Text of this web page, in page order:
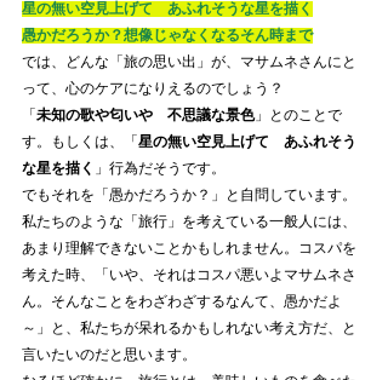
星の無い空見上げて　あふれそうな星を描く
愚かだろうか？想像じゃなくなるそん時まで
では、どんな「旅の思い出」が、マサムネさんにと
って、心のケアになりえるのでしょう？
「 未知の歌や匂いや　不思議な景色」とのことで
す。もしくは、「 星の無い空見上げて　あふれそう
な星を描く
」行為だそうです。
でもそれを「愚かだろうか？」と自問しています。
私たちのような「旅行」を考えている一般人には、
あまり理解できないことかもしれません。コスパを
考えた時、「いや、それはコスパ悪いよマサムネさ
ん。そんなことをわざわざするなんて、愚かだよ
～」と、私たちが呆れるかもしれない考え方だ、と
言いたいのだと思います。